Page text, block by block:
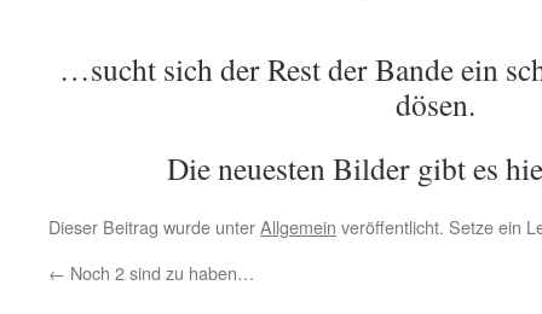
…sucht sich der Rest der Bande ein
dösen.
Die neuesten Bilder gibt es
Dieser Beitrag wurde unterAllgemein veröffentlicht. Setze ein
← Noch 2 sind zu haben…